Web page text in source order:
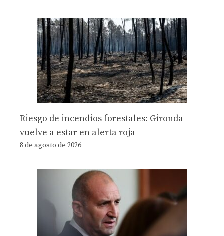
Riesgo de incendios forestales: Gironda
vuelve a estar en alerta roja
8 de agosto de 2026